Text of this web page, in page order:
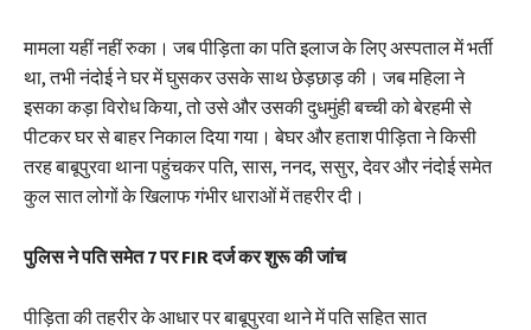
मामला यहीं नहीं रुका। जब पीड़िता का पति इलाज के लिए अस्पताल में भर्ती
था, तभी नंदोई ने घर में घुसकर उसके साथ छेड़छाड़ की। जब महिला ने
इसका कड़ा विरोध किया, तो उसे और उसकी दुधमुंही बच्ची को बेरहमी से
पीटकर घर से बाहर निकाल दिया गया। बेघर और हताश पीड़िता ने किसी
तरह बाबूपुरवा थाना पहुंचकर पति, सास, ननद, ससुर, देवर और नंदोई समेत
कुल सात लोगों के खिलाफ गंभीर धाराओं में तहरीर दी।
पुलिस ने पति समेत 7 पर FIR दर्ज कर शुरू की जांच
पीड़िता की तहरीर के आधार पर बाबूपुरवा थाने में पति सहित सात